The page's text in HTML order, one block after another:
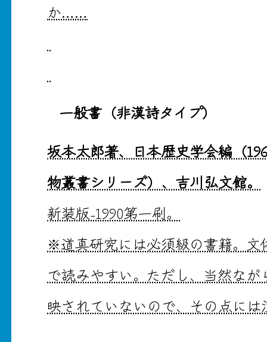
か……
一般書（非漢詩タイプ）
坂本太郎著、日本歴史学会編（
物叢書シリーズ）、吉川弘文館。
新装版-1990第一刷。
※道真研究には必須級の書籍。文
で読みやすい。ただし、当然な
映されていないので、その点には